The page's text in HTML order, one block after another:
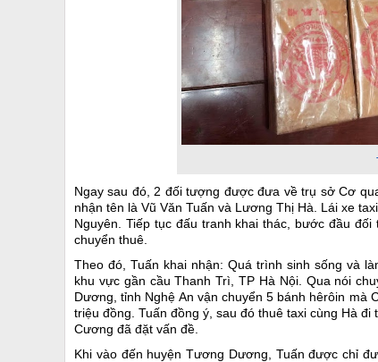
Ngay sau đó, 2 đối tượng được đưa về trụ sở Cơ
nhận tên là Vũ Văn Tuấn và Lương Thị Hà. Lái xe
Nguyên. Tiếp tục đấu tranh khai thác, bước đầu
chuyển thuê.
Theo đó, Tuấn khai nhận: Quá trình sinh sống và
khu vực gần cầu Thanh Trì, TP Hà Nội. Qua nói
Dương, tỉnh Nghệ An vận chuyển 5 bánh hêrôin
triệu đồng. Tuấn đồng ý, sau đó thuê taxi cùng Hà
Cương đã đặt vấn đề.
Khi vào đến huyện Tương Dương, Tuấn được chỉ